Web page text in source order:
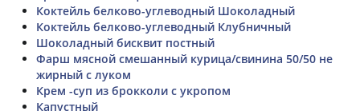
Коктейль белково-углеводный Шоколадный
Коктейль белково-углеводный Клубничный
Шоколадный бисквит постный
Фарш мясной смешанный курица/свинина 50/50 не
жирный с луком
Крем -суп из брокколи с укропом
Капустный